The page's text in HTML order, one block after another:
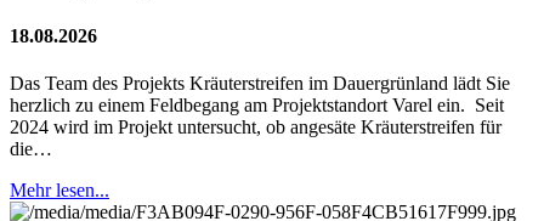
18.08.2026
Das Team des Projekts Kräuterstreifen im Dauergrünland lädt Sie
herzlich zu einem Feldbegang am Projektstandort Varel ein. Seit
2024 wird im Projekt untersucht, ob angesäte Kräuterstreifen für
die…
Mehr lesen...